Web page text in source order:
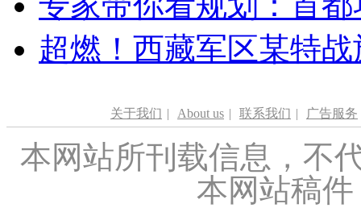
超燃！西藏军区某特
关于我们 | About us | 联系我们 | 广告服务
本网站所刊载信息，不
本网站稿